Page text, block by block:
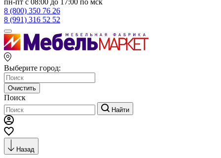
пн-пт с 08:00 до 17:00 по мск
8 (800) 350 76 26
8 (991) 316 52 52
Выберите город:
Очистить
Поиск
Найти
Назад